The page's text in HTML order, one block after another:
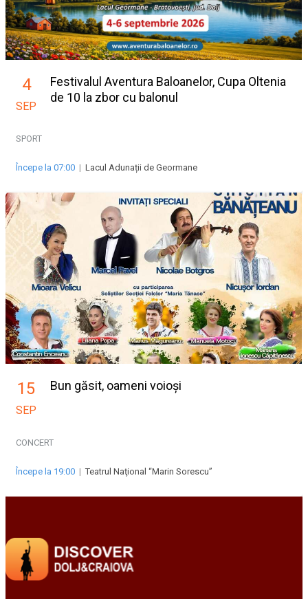
4
SEP
Festivalul Aventura Baloanelor, Cupa Oltenia
de 10 la zbor cu balonul
SPORT
Începe la 07:00 | Lacul Adunații de Geormane
15
SEP
Bun găsit, oameni voioși
CONCERT
Începe la 19:00 |Teatrul Naţional “Marin Sorescu”